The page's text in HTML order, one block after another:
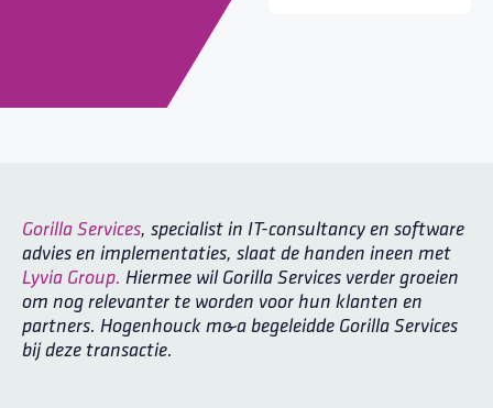
Gorilla Services, specialist in IT-consultancy en software
advies en implementaties, slaat de handen ineen met
Lyvia Group. Hiermee wil Gorilla Services verder groeien
om nog relevanter te worden voor hun klanten en
partners. Hogenhouck m&a begeleidde Gorilla Services
bij deze transactie.